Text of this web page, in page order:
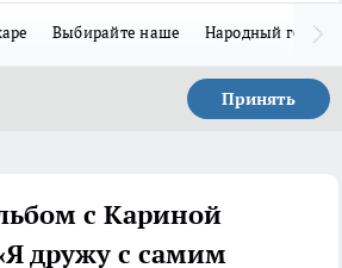
Выбирайте наше Народный герой
Принять
с Кариной
дружу с самим